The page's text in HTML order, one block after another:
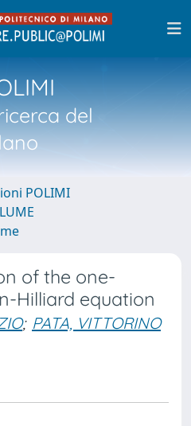
del
POLIMI
of the one-
Hilliard equation
; PATA, VITTORINO